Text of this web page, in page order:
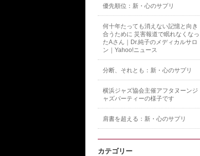
優先順位：新・心のサプリ
何十年たっても消えない記憶と向き
合うために 災害報道で眠れなくなっ
たAさん｜Dr.純子のメディカルサロ
ン｜Yahoo!ニュース
分断、それとも：新・心のサプリ
横浜ジャズ協会主催アフタヌーンジ
ャズパーティーの様子です
肩書を超える：新・心のサプリ
カテゴリー